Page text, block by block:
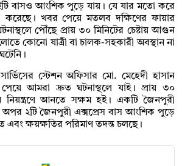
বাসও আংশিক পুড়ে যায়। যে যার মতো করে
করেছে। খবর পেয়ে মতলব দক্ষিণের ফায়ার
পৌঁছে প্রায় ৩০ মিনিটের চেষ্টায় আগুন
কোনো যাত্রী বা চালক-সহকারী অবস্থান না
স্টেশন অফিসার মো. মেহেদী হাসান
আমরা দ্রুত ঘটনাস্থলে যাই। প্রায় ৩০
নিয়ন্ত্রণে আনতে সক্ষম হই। একটি জৈনপুরী
অপর ২টি জৈনপুরী এক্সপ্রেস বাস আংশিক পুড়ে
ক্ষয়ক্ষতির পরিমাণ তদন্ত চলছে।